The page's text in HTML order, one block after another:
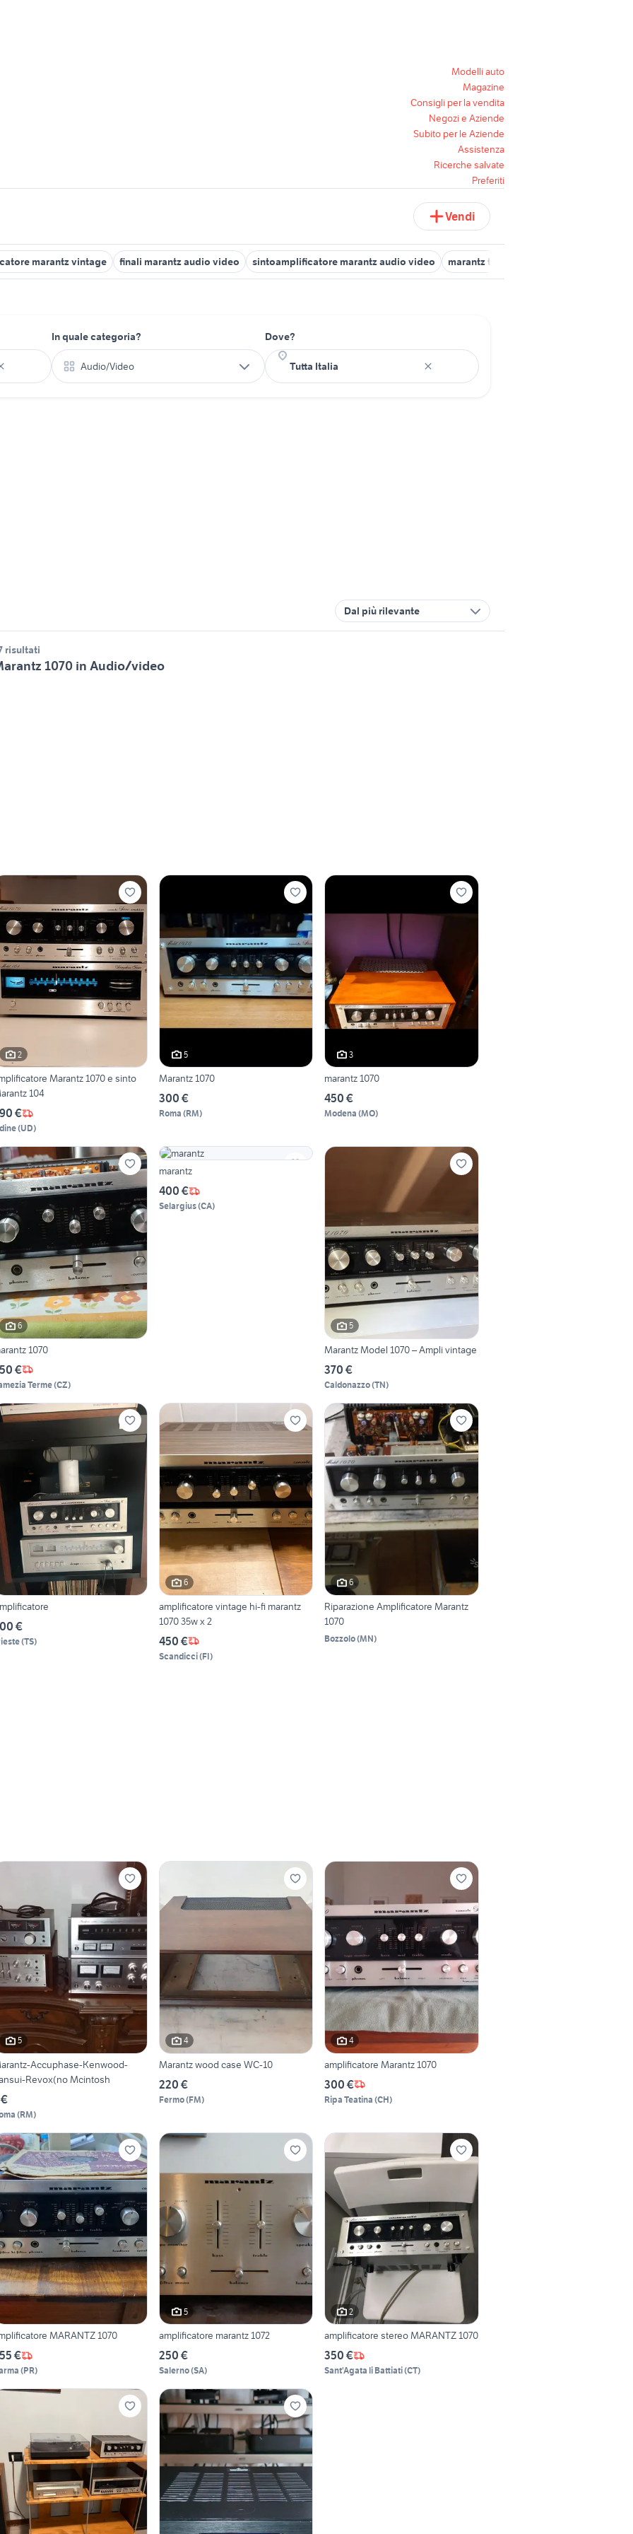
Modelli auto
Magazine
Consigli per la vendita
Negozi e Aziende
Subito per le Aziende
Assistenza
Ricerche salvate
Preferiti
Vendi
marantz vintage finali marantz audio video sintoamplificatore marantz audio video marantz tuner st
In quale categoria?
Audio/Video
Dove?
Dal più rilevante
risultati
1070 in Audio/video
2
Marantz 1070 e sinto
104
€
(UD)
5
Marantz 1070
300 €
Roma (RM)
3
marantz 1070
450 €
Modena (MO)
6
1070
€
Terme(CZ)
marantz
400 €
Selargius(CA)
5
Marantz Model 1070 – Ampli vintage
370 €
Caldonazzo(TN)
€
(TS)
6
amplificatore vintage hi-fi marantz
1070 35w x 2
450 €
Scandicci(FI)
6
Riparazione Amplificatore Marantz
1070
Bozzolo(MN)
5
Accuphase-Kenwood-
Revox(no Mcintosh
(RM)
4
Marantz wood case WC-10
220 €
Fermo(FM)
4
amplificatore Marantz 1070
300 €
Ripa Teatina (CH)
MARANTZ 1070
€
(PR)
5
amplificatore marantz 1072
250 €
Salerno(SA)
2
amplificatore stereo MARANTZ 1070
350 €
Sant'Agata li Battiati(CT)